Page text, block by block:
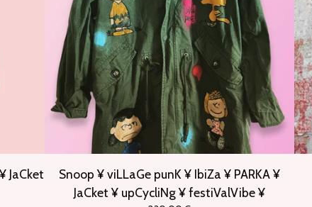
JaCket
Snoop ¥ viLLaGe punK ¥ IbiZa ¥ PARKA ¥
JaCket ¥ upCycliNg ¥ festiValVibe ¥